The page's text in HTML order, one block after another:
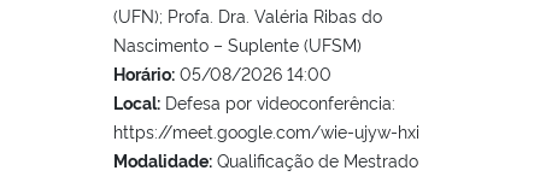
(UFN); Profa. Dra. Valéria Ribas do
Nascimento – Suplente (UFSM)
Horário: 05/08/2026 14:00
Local: Defesa por videoconferência:
https://meet.google.com/wie-ujyw-hxi
Modalidade: Qualificação de Mestrado